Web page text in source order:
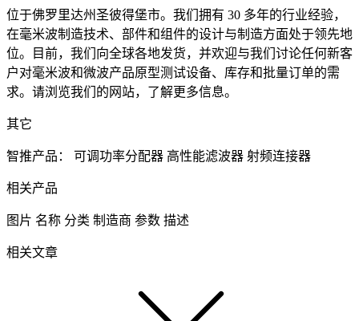
位于佛罗里达州圣彼得堡市。我们拥有 30 多年的行业经验，
在毫米波制造技术、部件和组件的设计与制造方面处于领先地
位。目前，我们向全球各地发货，并欢迎与我们讨论任何新客
户对毫米波和微波产品原型测试设备、库存和批量订单的需
求。请浏览我们的网站，了解更多信息。
其它
智推产品： 可调功率分配器 高性能滤波器 射频连接器
相关产品
图片 名称 分类 制造商 参数 描述
相关文章